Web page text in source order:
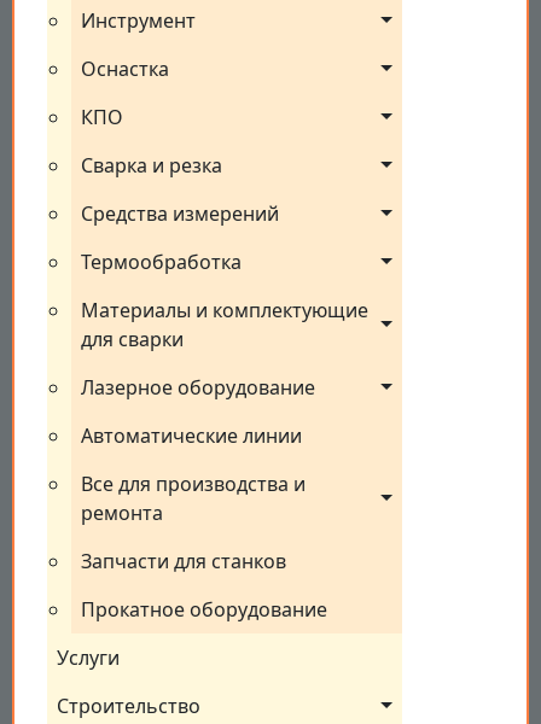
Инструмент
Оснастка
КПО
Сварка и резка
Средства измерений
Термообработка
Материалы и комплектующие
для сварки
Лазерное оборудование
Автоматические линии
Все для производства и
ремонта
Запчасти для станков
Прокатное оборудование
Услуги
Строительство